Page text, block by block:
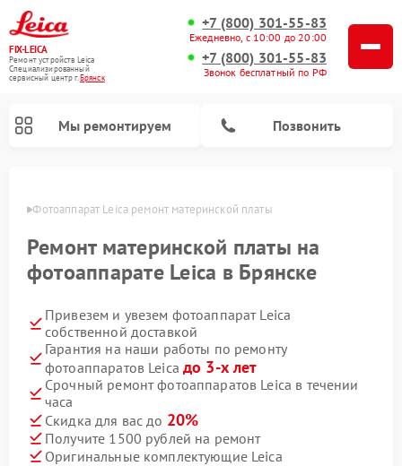
FIX-LEICA
Ремонт устройств Leica
Специализированный
cервисный центр г.Брянск
+7 (800) 301-55-83
Ежедневно, с 10:00 до 20:00
+7 (800) 301-55-83
Звонок бесплатный по РФ
Мы ремонтируем Позвонить
Фотоаппарат Leica ремонт материнской платы
Ремонт материнской платы на
фотоаппарате Leica в Брянске
Привезем и увезем фотоаппарат Leica
собственной доставкой
Гарантия на наши работы по ремонту
фотоаппаратов Leicaдо 3-х лет
Срочный ремонт фотоаппаратов Leica в течении
часа
Скидка для вас до 20%
Получите 1500 рублей на ремонт
Оригинальные комплектующие Leica